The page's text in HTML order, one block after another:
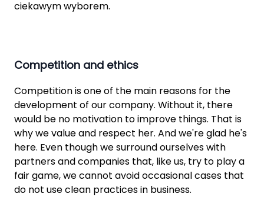
ciekawym wyborem.
Competition and ethics
Competition is one of the main reasons for the
development of our company. Without it, there
would be no motivation to improve things. That is
why we value and respect her. And we're glad he's
here. Even though we surround ourselves with
partners and companies that, like us, try to play a
fair game, we cannot avoid occasional cases that
do not use clean practices in business.